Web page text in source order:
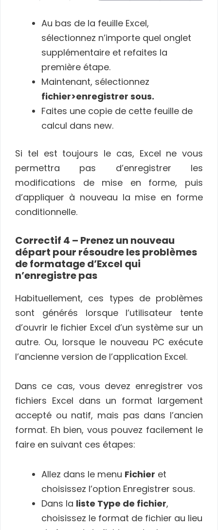
Au bas de la feuille Excel,
sélectionnez n’importe quel onglet
supplémentaire et refaites la
première étape.
Maintenant, sélectionnez
fichier>enregistrer sous.
Faites une copie de cette feuille de
calcul dans new.
Si tel est toujours le cas, Excel ne vous
permettra pas d’enregistrer les
modifications de mise en forme, puis
d’appliquer à nouveau la mise en forme
conditionnelle.
Correctif 4 – Prenez un nouveau
départ pour résoudre les problèmes
de formatage d’Excel qui
n’enregistre pas
Habituellement, ces types de problèmes
sont générés lorsque l’utilisateur tente
d’ouvrir le fichier Excel d’un système sur un
autre. Ou, lorsque le nouveau PC exécute
l’ancienne version de l’application Excel.
Dans ce cas, vous devez enregistrer vos
fichiers Excel dans un format largement
accepté ou natif, mais pas dans l’ancien
format. Eh bien, vous pouvez facilement le
faire en suivant ces étapes:
Allez dans le menu Fichier et
choisissez l’option Enregistrer sous.
Dans la liste Type de fichier,
choisissez le format de fichier au lieu